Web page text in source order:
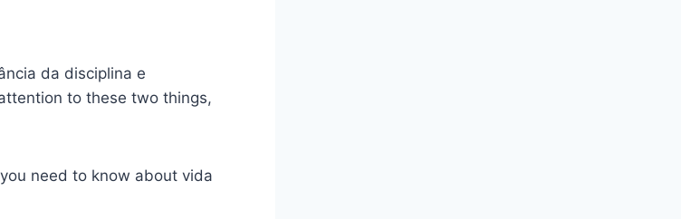
da disciplina e
to these two things,
need to know about vida